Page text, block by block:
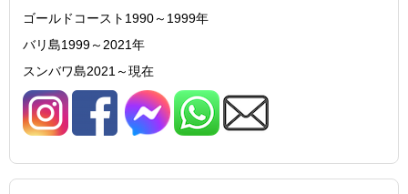
ゴールドコースト1990～1999年
バリ島1999～2021年
スンバワ島2021～現在